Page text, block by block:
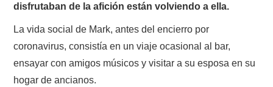
RADIOAFICIONADOS EN MEXICO
PROMOCIÓN DE LA RADIO AFICIÓN
disfrutaban de la afición están volviendo a ella.
La vida social de Mark, antes del encierro por
coronavirus, consistía en un viaje ocasional al bar,
ensayar con amigos músicos y visitar a su esposa en su
hogar de ancianos.